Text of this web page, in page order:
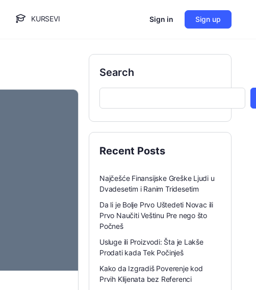
KURSEVI Sign in Sign up
Search
Recent Posts
Najčešće Finansijske Greške Ljudi u
Dvadesetim i Ranim Tridesetim
Da li je Bolje Prvo Uštedeti Novac ili
Prvo Naučiti Veštinu Pre nego što
Počneš
Usluge ili Proizvodi: Šta je Lakše
Prodati kada Tek Počinješ
Kako da Izgradiš Poverenje kod
Prvih Klijenata bez Referenci